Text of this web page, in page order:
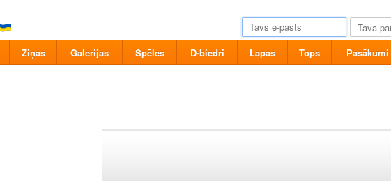
Ziņas Galerijas Spēles D-biedri Lapas Tops Pasākumi